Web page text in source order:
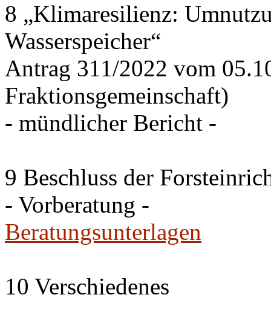
8 „Klimaresilienz:
Wasserspeicher“
Antrag 311/2022 vom
Fraktionsgemeinschaft)
- mündlicher Bericht -
9 Beschluss der
- Vorberatung -
Beratungsunterlagen
10 Verschiedenes